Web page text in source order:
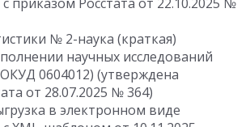
№ 2-наука (краткая)
научных исследований
0604012) (утверждена
от 28.07.2025 № 364)
в электронном виде